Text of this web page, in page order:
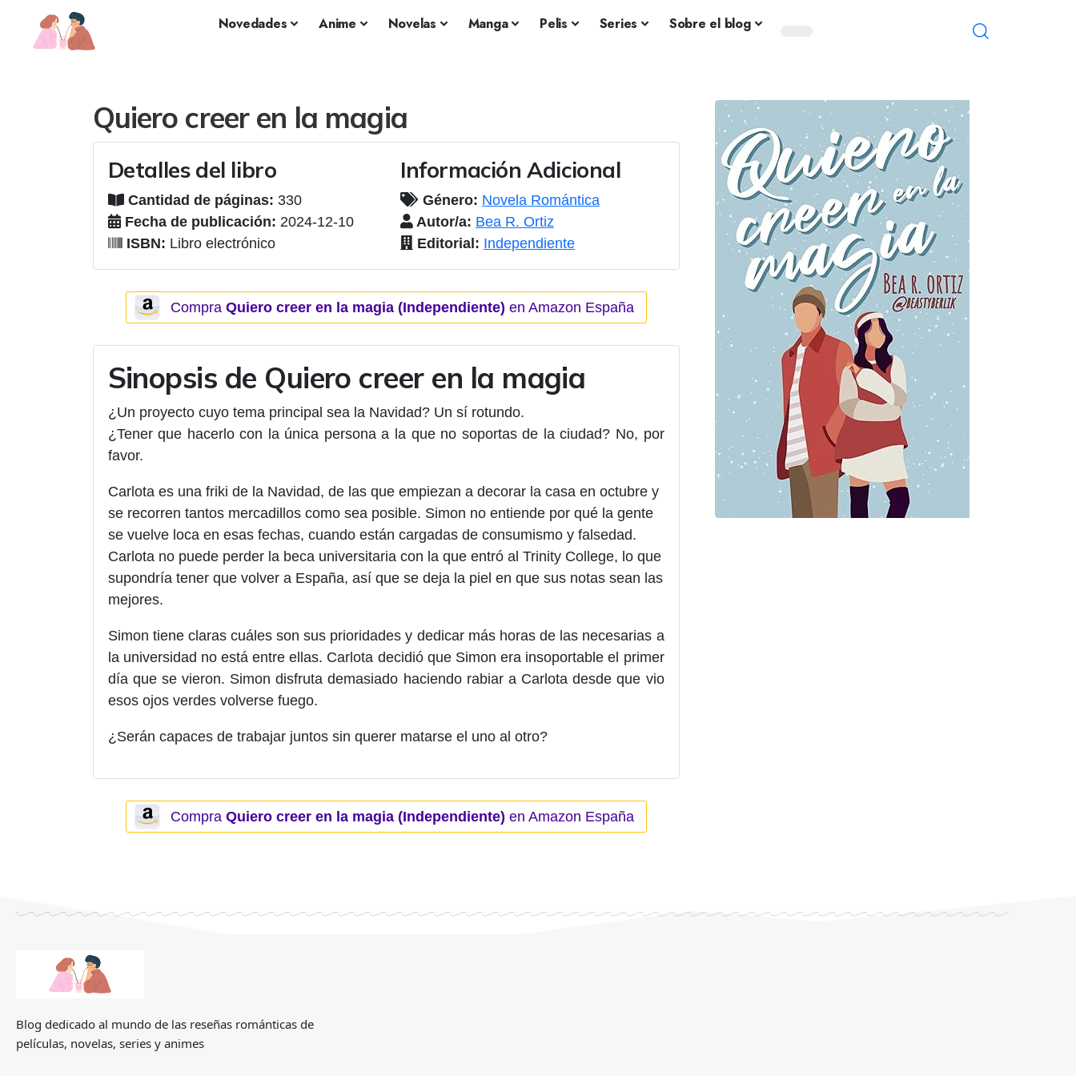
Novedades Anime Novelas Manga Pelis Series Sobre el blog
Quiero creer en la magia
Detalles del libro
Cantidad de páginas: 330
Fecha de publicación: 2024-12-10
ISBN: Libro electrónico
Información Adicional
Género: Novela Romántica
Autor/a: Bea R. Ortiz
Editorial: Independiente
Compra Quiero creer en la magia (Independiente) en Amazon España
Sinopsis de Quiero creer en la magia
¿Un proyecto cuyo tema principal sea la Navidad? Un sí rotundo.
¿Tener que hacerlo con la única persona a la que no soportas de la ciudad? No, por
favor.
Carlota es una friki de la Navidad, de las que empiezan a decorar la casa en octubre y
se recorren tantos mercadillos como sea posible. Simon no entiende por qué la gente
se vuelve loca en esas fechas, cuando están cargadas de consumismo y falsedad.
Carlota no puede perder la beca universitaria con la que entró al Trinity College, lo que
supondría tener que volver a España, así que se deja la piel en que sus notas sean las
mejores.
Simon tiene claras cuáles son sus prioridades y dedicar más horas de las necesarias a
la universidad no está entre ellas. Carlota decidió que Simon era insoportable el primer
día que se vieron. Simon disfruta demasiado haciendo rabiar a Carlota desde que vio
esos ojos verdes volverse fuego.
¿Serán capaces de trabajar juntos sin querer matarse el uno al otro?
Compra Quiero creer en la magia (Independiente) en Amazon España
Blog dedicado al mundo de las reseñas románticas de
películas, novelas, series y animes